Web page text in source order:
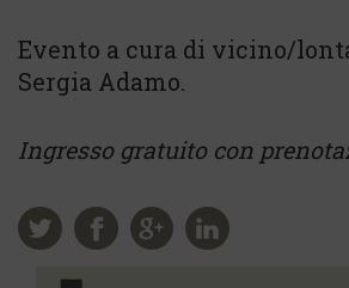
Evento a cura di vicino/
Sergia Adamo.
Ingresso gratuito con